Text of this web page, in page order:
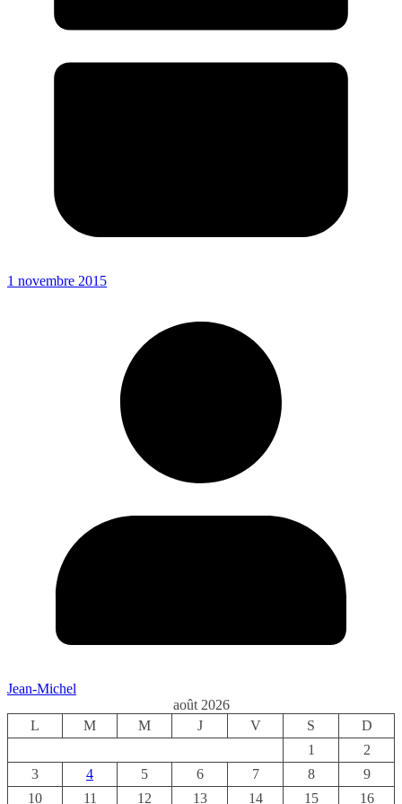
1 novembre 2015
Jean-Michel
août 2026
L
M M J V S
D
1
2
3
4 5 6 7 8
9
10
11 12 13 14 15 16